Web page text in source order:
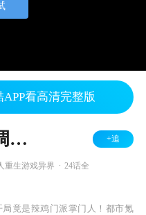
看高清完整版
掌门低调点 动态漫 第1季 +追
重生游戏异界 24话全
局竟是辣鸡门派掌门人！都市氪